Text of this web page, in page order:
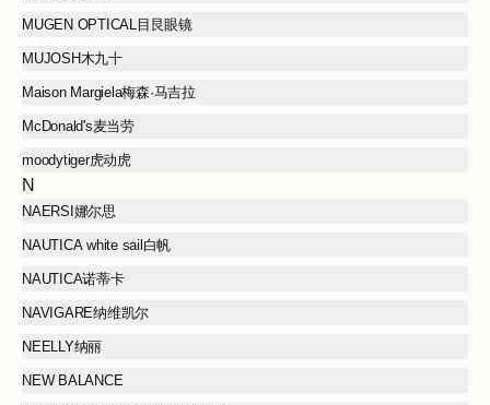
MUGEN OPTICAL目艮眼镜
MUJOSH木九十
Maison Margiela梅森·马吉拉
McDonald's麦当劳
moodytiger虎动虎
N
NAERSI娜尔思
NAUTICA white sail白帆
NAUTICA诺蒂卡
NAVIGARE纳维凯尔
NEELLY纳丽
NEW BALANCE